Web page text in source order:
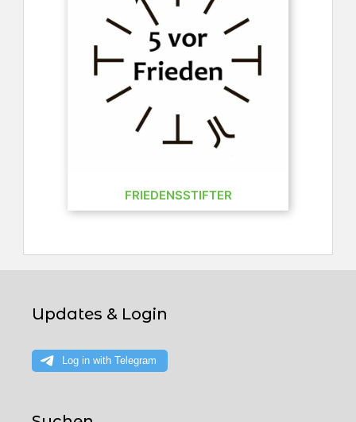
FRIEDENSSTIFTER
Updates & Login